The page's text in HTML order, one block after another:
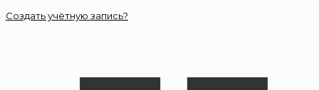
Создать учётную запись?